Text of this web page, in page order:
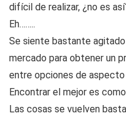
difícil de realizar, ¿no es
Eh……..
Se siente bastante
mercado para obtener un
entre opciones de aspecto
Encontrar el mejor es
Las cosas se vuelven